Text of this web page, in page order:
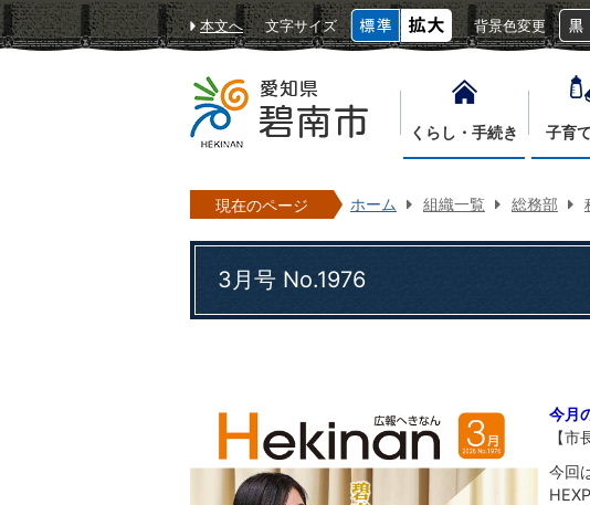
本文へ 文字サイズ 背景色変更
くらし・手続き 子育
現在のページ ホーム 組織一覧 総務部
3月号 No.1976
今月
【
今回